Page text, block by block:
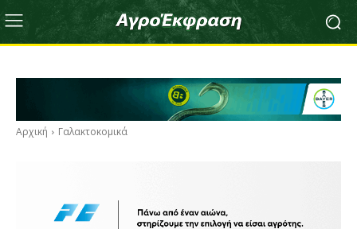
Αρχική Γαλακτοκομικά